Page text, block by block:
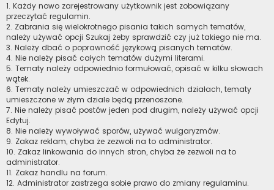
1. Każdy nowo zarejestrowany użytkownik jest zobowiązany
przeczytać regulamin.
2. Zabrania się wielokrotnego pisania takich samych tematów,
należy używać opcji Szukaj żeby sprawdzić czy już takiego nie ma.
3. Należy dbać o poprawność językową pisanych tematów.
4. Nie należy pisać całych tematów dużymi literami.
5. Tematy należy odpowiednio formułować, opisać w kilku słowach
wątek.
6. Tematy należy umieszczać w odpowiednich działach, tematy
umieszczone w złym dziale będą przenoszone.
7. Nie należy pisać postów jeden pod drugim, należy używać opcji
Edytuj.
8. Nie należy wywoływać sporów, używać wulgaryzmów.
9. Zakaz reklam, chyba że zezwoli na to administrator.
10. Zakaz linkowania do innych stron, chyba że zezwoli na to
administrator.
11. Zakaz handlu na forum.
12. Administrator zastrzega sobie prawo do zmiany regulaminu.